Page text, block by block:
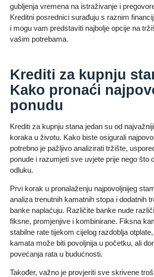
gubljenja vremena na istraživanje i
Kreditni posrednici surađuju s raznim
i mogu vam predstaviti najbolje opcije na
vašim potrebama.
Krediti za kupnju
Kako pronaći
ponudu
Krediti za kupnju stana jedan su od
koraka u životu. Kako biste osigurali
potrebno je pažljivo analizirati tržište,
ponude i razumjeti sve uvjete prije nego što
odluku.
Prvi korak u pronalaženju najpovoljnijeg
analiza trenutnih kamatnih stopa i dodatnih
banke naplaćuju. Različite banke nude
fiksne, promjenjive i kombinirane. Fiksna
stabilne rate tijekom cijelog razdoblja
kamata može biti povoljnija u početku, ali
povećanja rata u budućnosti.
Također, važno je provjeriti sve skrivene